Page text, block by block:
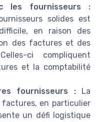
les fournisseurs :
solides est
en raison des
des factures et des
ci compliquent
et la comptabilité
fournisseurs :La
en particulier
un défi logistique